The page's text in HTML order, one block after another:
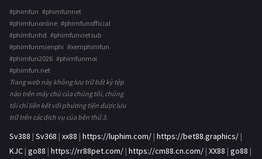
#phimfun #phimfunnet
#phimfunonline #phimfunofficial
#phimfunhd #phimfunvietsub
#phimfunmienphi #xemphimfun
#phimfun2026 #phimfunmoi
#phimfun.net
Trang web này không lưu trữ bất kỳ tệp
nào trên máy chủ của chúng tôi, chúng
tôi chỉ liên kết với phương tiện được lưu
trữ trên các dịch vụ của bên thứ 3.
Sv388 | Sv368 | xx88 | https://luphim.com/ | https://bet88.graphics/ |
KJC | go88 | https://rr88pet.com/ | https://cm88.cn.com/ | XX88 | go88 |